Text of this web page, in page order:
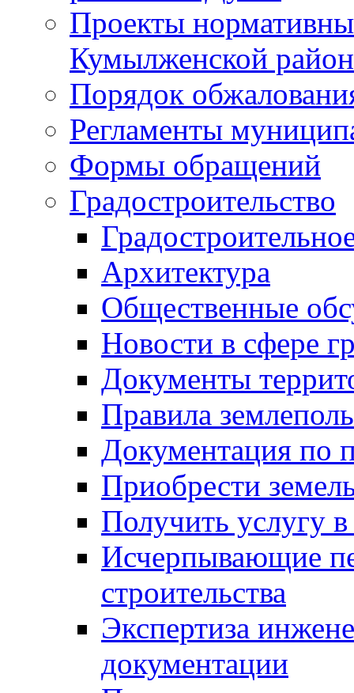
Проекты
Кумылженской
Порядок
Регламенты
Формы обращений
Градостроительство
Архитектура
Общественные
Новости в сфере
Документы
Правила
Документация по
Приобрести
Получить услугу в
Исчерпывающие
строительства
Экспертиза
документации